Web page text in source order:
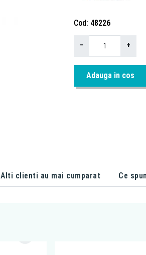
Cod 48226
− +
Adauga in cos
Alti clienti au mai cumparat Ce